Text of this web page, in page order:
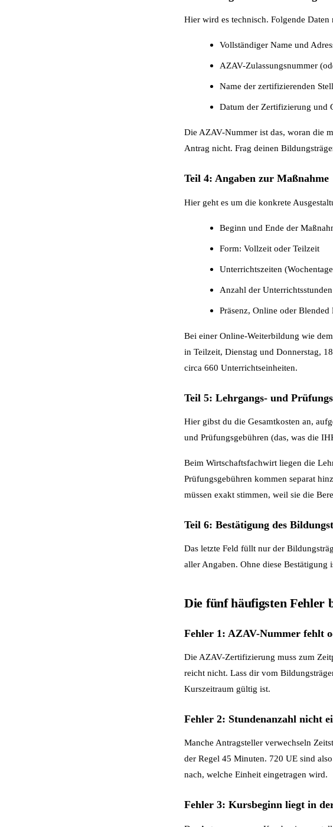
Hier wird es technisch. Folgende Daten
Vollständiger Name und
AZAV-Zulassungsnummer
Name der zertifizierenden
Datum der Zertifizierung und
Die AZAV-Nummer ist das, woran die
Antrag nicht. Frag deinen
Teil 4: Angaben zur Maßnahme
Hier geht es um die konkrete
Beginn und Ende der
Form: Vollzeit oder Teilzeit
Unterrichtszeiten
Anzahl der
Präsenz, Online oder Blended
Bei einer Online-Weiterbildung wie dem
in Teilzeit, Dienstag und Donnerstag,
circa 660 Unterrichtseinheiten.
Teil 5: Lehrgangs- und
Hier gibst du die Gesamtkosten an,
und Prüfungsgebühren (das, was die
Beim Wirtschaftsfachwirt liegen die
Prüfungsgebühren kommen separat
müssen exakt stimmen, weil sie die
Teil 6: Bestätigung des
Das letzte Feld füllt nur der
aller Angaben. Ohne diese Bestätigung
Die fünf häufigsten Fehler
Fehler 1: AZAV-Nummer fehlt
Die AZAV-Zertifizierung muss zum
reicht nicht. Lass dir vom
Kurszeitraum gültig ist.
Fehler 2: Stundenanzahl nicht
Manche Antragsteller verwechseln
der Regel 45 Minuten. 720 UE sind
nach, welche Einheit eingetragen wird.
Fehler 3: Kursbeginn liegt in